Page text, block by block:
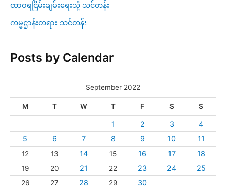
ထာဝရငြိမ်းချမ်းရေးသို့ သင်တန်း
ကမ္မဋ္ဌာန်းတရား သင်တန်း
Posts by Calendar
September 2022
M T W T F S S
1 2 3
4
5
6 7 8 9 10 11
12 13 14 15 16 17 18
19 20 21 22 23 24 25
26 27 28 29
30